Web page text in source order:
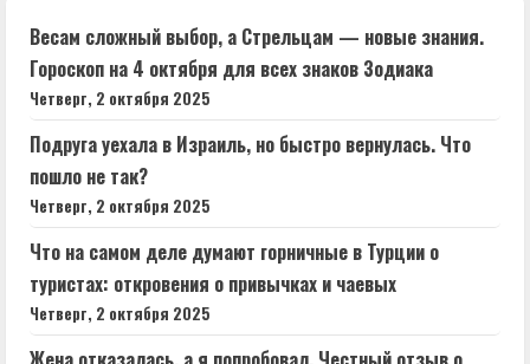
Весам сложный выбор, а Стрельцам — новые знания.
Гороскоп на 4 октября для всех знаков Зодиака
Четверг, 2 октября 2025
Подруга уехала в Израиль, но быстро вернулась. Что
пошло не так?
Четверг, 2 октября 2025
Что на самом деле думают горничные в Турции о
туристах: откровения о привычках и чаевых
Четверг, 2 октября 2025